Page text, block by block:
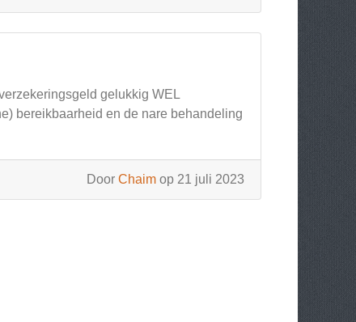
gelukkig WEL
bereikbaarheid en de nare behandeling
Door Chaim op 21 juli 2023